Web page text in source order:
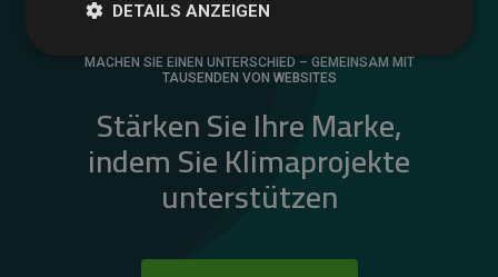
MACHEN SIE EINEN UNTERSCHIED – GEMEINSAM MIT
TAUSENDEN VON WEBSITES
Stärken Sie Ihre Marke,
indem Sie Klimaprojekte
unterstützen
DETAILS ANZEIGEN